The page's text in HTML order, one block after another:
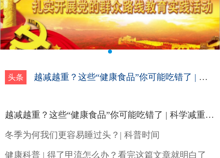
头条 越减越重？这些“健康食品”你可能吃错了 | 科学减重一起来
越减越重？这些“健康食品”你可能吃错了 | 科学减重一起来
冬季为何我们更容易睡过头？| 科普时间
健康科普 | 得了甲流怎么办？看完这篇文章就明白了